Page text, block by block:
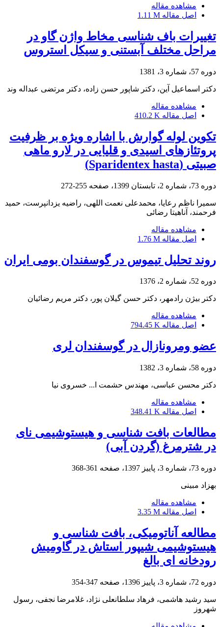
مشاهده مقاله
اصل مقاله 1.11 M
تغییرات باف شناسی مخاط واژن گاو در
مراحل مختلف آبستنی و سیکل استروس
دوره 57، شماره 3، 1381
دکتر اسماعیل آین، دکتر شاپور حسن زاده، دکتر مرتضی عبداله وند
مشاهده مقاله
اصل مقاله 410.2 K
تکوین لوله گوارش با اشاره ویژه بر ظرفیت
پروتئازهای اسیدی و قلیایی در لارو ماهی
صبیتی (Sparidentex hasta)
دوره 73، شماره 2، تابستان 1399، صفحه 255-272
سمیرا ناظم رعایا، محمدعلی نعمت اللهی، راضیه یزدانپرست، حمید
فرحمند، آناهیتا رضائی
مشاهده مقاله
اصل مقاله 1.76 M
روند تحلیل تیموس در گوسفندان بومی ایران
دوره 52، شماره 2، 1376
دکتر بیژن رادمهر، دکتر حسن گیلان پور، دکتر مریم رضائیان
مشاهده مقاله
اصل مقاله 794.45 K
عضو ومرونازال در گوسفندان لری
دوره 58، شماره 3، 1382
دکتر محسن عباسی، مهندس حشمت ا... خسروی نیا
مشاهده مقاله
اصل مقاله 348.41 K
مطالعات بافت شناسی و هیستوشیمی نای
در شترمرغ (گردن آبی)
دوره 73، شماره 3، پاییز 1397، صفحه 361-368
بهزاد مبینی
مشاهده مقاله
اصل مقاله 3.35 M
مطالعه آناتومیکی، بافت شناسی و
هیستوشیمی شیپور استاش در گاومیش
رودخانه ای بالغ
دوره 72، شماره 3، پاییز 1396، صفحه 347-354
سید رشید هاشمی، فرهاد سلطانعلی نژاد، غلامرضا نجفی، رسول
شهروز